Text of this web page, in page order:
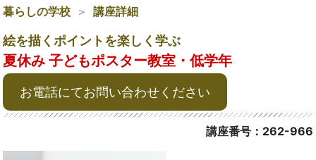
暮らしの学校 講座詳細
絵を描くポイントを楽しく学ぶ
夏休み 子どもポスター教室・低学年
お電話にてお問い合わせください
講座番号：262-966